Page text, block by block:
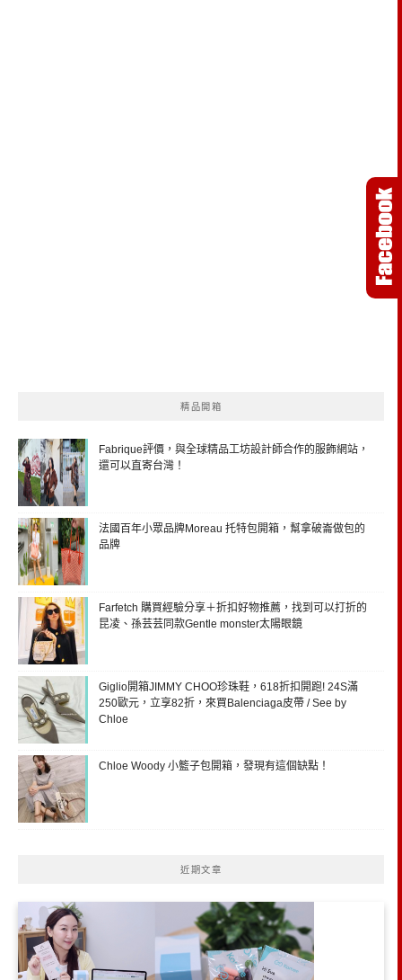
精品開箱
Fabrique評價，與全球精品工坊設計師合作的服飾網站，
還可以直寄台灣！
法國百年小眾品牌Moreau 托特包開箱，幫拿破崙做包的
品牌
Farfetch 購買經驗分享＋折扣好物推薦，找到可以打折的
昆凌、孫芸芸同款Gentle monster太陽眼鏡
Giglio開箱JIMMY CHOO珍珠鞋，618折扣開跑! 24S滿
250歐元，立享82折，來買Balenciaga皮帶 / See by
Chloe
Chloe Woody 小籃子包開箱，發現有這個缺點！
近期文章